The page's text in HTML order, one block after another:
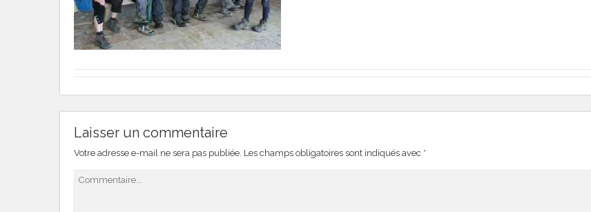
Laisser un commentaire
Votre adresse e-mail ne sera pas publiée. Les champs obligatoires sont indiqués avec *